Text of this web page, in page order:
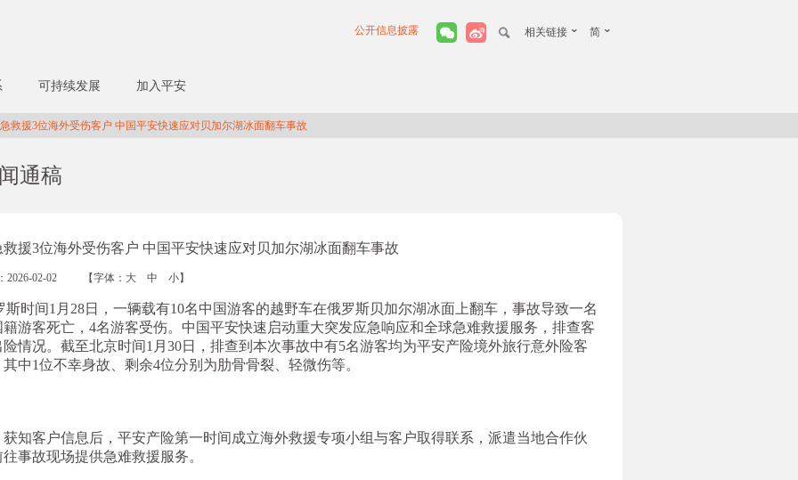
公开信息披露 相关链接 简
可持续发展 加入平安
救援3位海外受伤客户 中国平安快速应对贝加尔湖冰面翻车事故
通稿
救援3位海外受伤客户 中国平安快速应对贝加尔湖冰面翻车事故
2026-02-02 【字体： 大 中 小】
斯时间1月28日，一辆载有10名中国游客的越野车在俄罗斯贝加尔湖冰面上翻车，事故导致一名
籍游客死亡，4名游客受伤。中国平安快速启动重大突发应急响应和全球急难救援服务，排查客
险情况。截至北京时间1月30日，排查到本次事故中有5名游客均为平安产险境外旅行意外险客
其中1位不幸身故、剩余4位分别为肋骨骨裂、轻微伤等。
获知客户信息后，平安产险第一时间成立海外救援专项小组与客户取得联系，派遣当地合作伙
事故现场提供急难救援服务。